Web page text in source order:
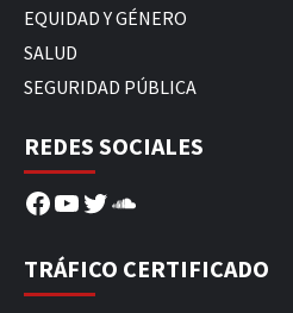
EQUIDAD Y GÉNERO
SALUD
SEGURIDAD PÚBLICA
REDES SOCIALES
Facebook
YouTube
Twitter
SoundCloud
TRÁFICO CERTIFICADO